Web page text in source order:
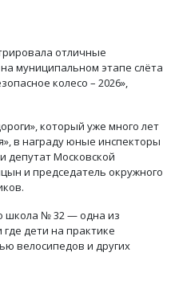
отличные
муниципальном этапе слёта
колесо – 2026»,
который уже много лет
в награду юные инспекторы
депутат Московской
и председатель окружного
школа № 32 — одна из
где дети на практике
велосипедов и других